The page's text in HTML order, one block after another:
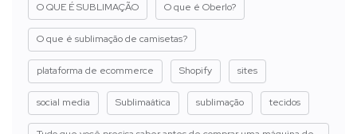
O QUE É SUBLIMAÇÃO O que é Oberlo?
O que é sublimação de camisetas?
plataforma de ecommerce Shopify sites
social media Sublimaática sublimação tecidos